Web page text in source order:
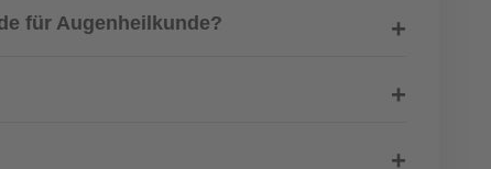
für Augenheilkunde?